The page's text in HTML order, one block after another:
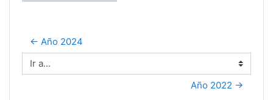
← Año 2024
Ir a...
Año 2022 →